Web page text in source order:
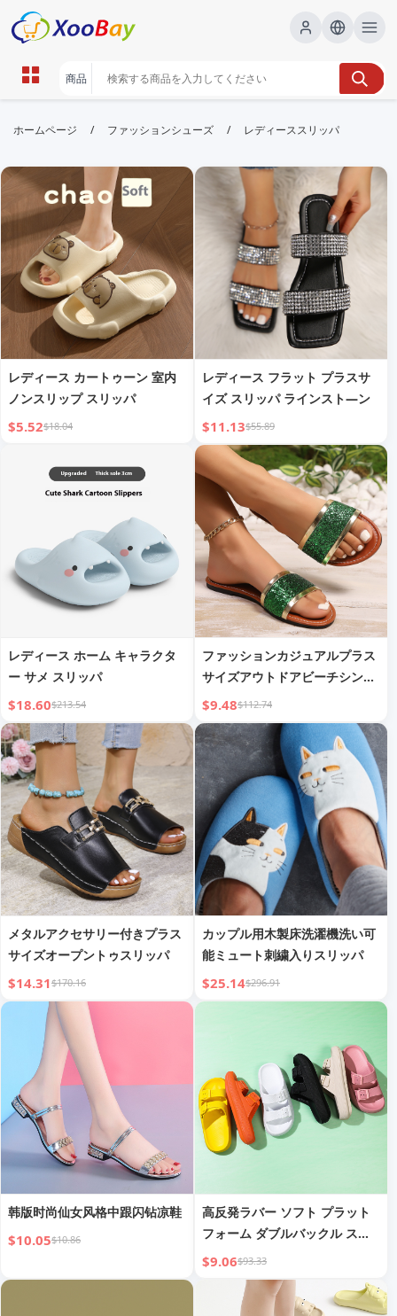
レディーススリッパ | XOOBAY
レディース,スリッパ,室内履き, wholesale レディース
スリッパ, XOOBAY
快適な室内履きで女性に人気のスリッパです
ホームページ / ファッションシューズ / レディーススリッパ
レディース カートゥーン 室内
ノンスリップ スリッパ
$5.52$18.04
レディース フラット プラスサ
イズ スリッパ ラインスト—ン
$11.13$55.89
レディース ホーム キャラクタ
ー サメ スリッパ
$18.60$213.54
ファッションカジュアルプラス
サイズアウトドアビーチシンプ
ルフラットスリッパ
$9.48$112.74
メタルアクセサリー付きプラス
サイズオープントゥスリッパ
$14.31$170.16
カップル用木製床洗濯機洗い可
能ミュート刺繍入りスリッパ
$25.14$296.91
韩版时尚仙女风格中跟闪钻凉鞋
$10.05$10.86
高反発ラバー ソフト プラット
フォーム ダブルバックル スリ
ッパ レディース
$9.06$93.33